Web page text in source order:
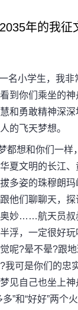
年的我征
小学生，我非
到你们乘坐的
和勇敢精神深
的飞天梦想。
想和你们一样
夏文明的长江
多姿的珠穆朗
他们聊聊天，
妙……航天员叔
浮，一定很好
呢?晕不晕?跟
我可是你们的忠
见自己也坐上
”和“好好”两个